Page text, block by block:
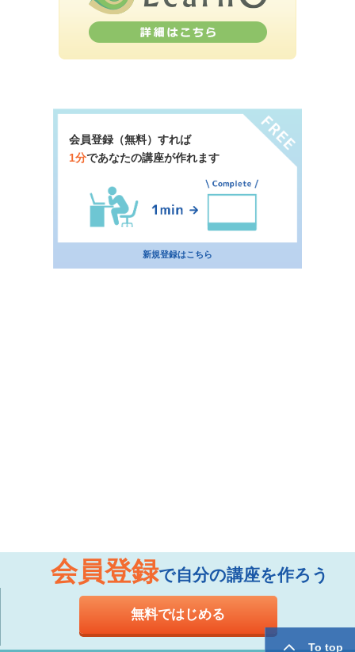
会員登録（無料）すれば
1分であなたの講座が作れます
新規登録はこちら
To top
会員登録で自分の講座を作ろう
無料ではじめる